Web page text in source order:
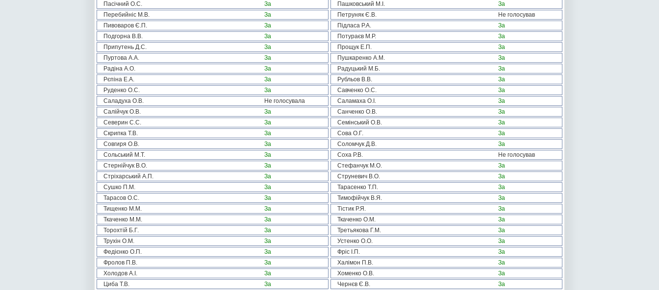
Пасічний О.С.
За Пашковський М.І.
За
Перебийніс М.В.
За Петруняк Є.В.
Не голосував
Пивоваров Є.П.
За Підласа Р.А.
За
Подгорна В.В.
За Потураєв М.Р.
За
Припутень Д.С.
За Прощук Е.П.
За
Пуртова А.А.
За Пушкаренко А.М.
За
Радіна А.О.
За Радуцький М.Б.
За
Рєпіна Е.А.
За Рубльов В.В.
За
Руденко О.С.
За Савченко О.С.
За
Саладуха О.В.
Не голосувала Саламаха О.І.
За
Салійчук О.В.
За Санченко О.В.
За
Северин С.С.
За Семінський О.В.
За
Скрипка Т.В.
За Сова О.Г.
За
Совгиря О.В.
За Соломчук Д.В.
За
Сольський М.Т.
За Соха Р.В.
Не голосував
Стернійчук В.О.
За Стефанчук М.О.
За
Стріхарський А.П.
За Струневич В.О.
За
Сушко П.М.
За Тарасенко Т.П.
За
Тарасов О.С.
За Тимофійчук В.Я.
За
Тищенко М.М.
За Тістик Р.Я.
За
Ткаченко М.М.
За Ткаченко О.М.
За
Торохтій Б.Г.
За Третьякова Г.М.
За
Трухін О.М.
За Устенко О.О.
За
Федієнко О.П.
За Фріс І.П.
За
Фролов П.В.
За Халімон П.В.
За
Холодов А.І.
За Хоменко О.В.
За
Циба Т.В.
За Чернєв Є.В.
За